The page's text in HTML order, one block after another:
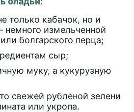
только кабачок, но и
немного измельченной
болгарского перца;
сыр;
муку, а кукурузную
свежей рубленой зелени
или укропа.